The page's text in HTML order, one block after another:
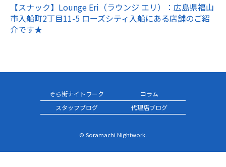
【スナック】Lounge Eri（ラウンジ エリ）：広島県福山
市入船町2丁目11-5 ローズシティ入船にある店舗のご紹
介です★
そら街ナイトワーク
コラム
スタッフブログ
代理店ブログ
© Soramachi Nightwork.